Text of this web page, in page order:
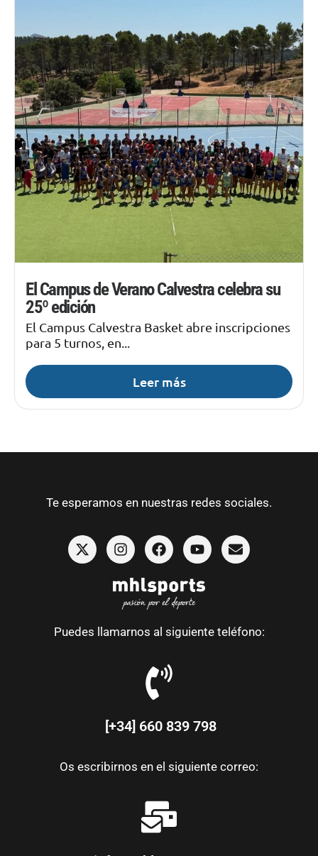
El Campus de Verano Calvestra celebra su
25º edición
El Campus Calvestra Basket abre inscripciones
para 5 turnos, en...
Leer más
Te esperamos en nuestras redes sociales.
Puedes llamarnos al siguiente teléfono:
[+34] 660 839 798
Os escribirnos en el siguiente correo: